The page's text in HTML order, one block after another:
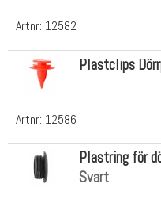
Artnr: 12582
Artnr: 12586
Plastclips
Plastring för
Svart